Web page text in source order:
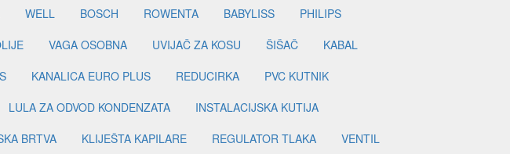
WELL BOSCH ROWENTA BABYLISS
PHILIPS
VAGA OSOBNA UVIJAČ ZA KOSU ŠIŠAČ
KABAL
KANALICA EURO PLUS REDUCIRKA
PVC KUTNIK
LULA ZA ODVOD KONDENZATA
INSTALACIJSKA KUTIJA
BRTVA KLIJEŠTA KAPILARE REGULATOR TLAKA
VENTIL